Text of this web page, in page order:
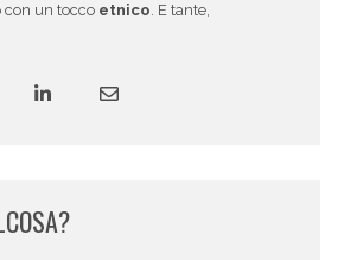
con un tocco etnico . E tante,